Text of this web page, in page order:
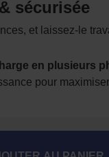
sécurisée
et laissez-le
en plusieurs
pour